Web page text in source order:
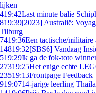
lijken
419:42Last minute balie
819:39[2023] Australië:
Tilburg
7419:36Een tactische/militaire
14819:32[SBS6] Vandaag
519:29Ik ga de fok-toto
27319:25Het enige echte
23519:13Frontpage Feedback
919:0714-jarige leerling